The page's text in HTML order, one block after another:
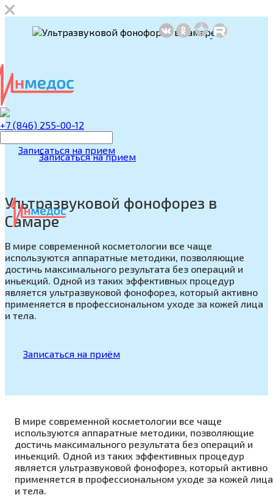
Записаться на прием
+7 (846) 255-00-12
Записаться на прием
Ультразвуковой фонофорез в
Самаре
В мире современной косметологии все чаще
используются аппаратные методики, позволяющие
достичь максимального результата без операций и
иньекций. Одной из таких эффективных процедур
является ультразвуковой фонофорез, который активно
применяется в профессиональном уходе за кожей лица
и тела.
Записаться на приём
В мире современной косметологии все чаще
используются аппаратные методики, позволяющие
достичь максимального результата без операций и
иньекций. Одной из таких эффективных процедур
является ультразвуковой фонофорез, который активно
применяется в профессиональном уходе за кожей лица
и тела.